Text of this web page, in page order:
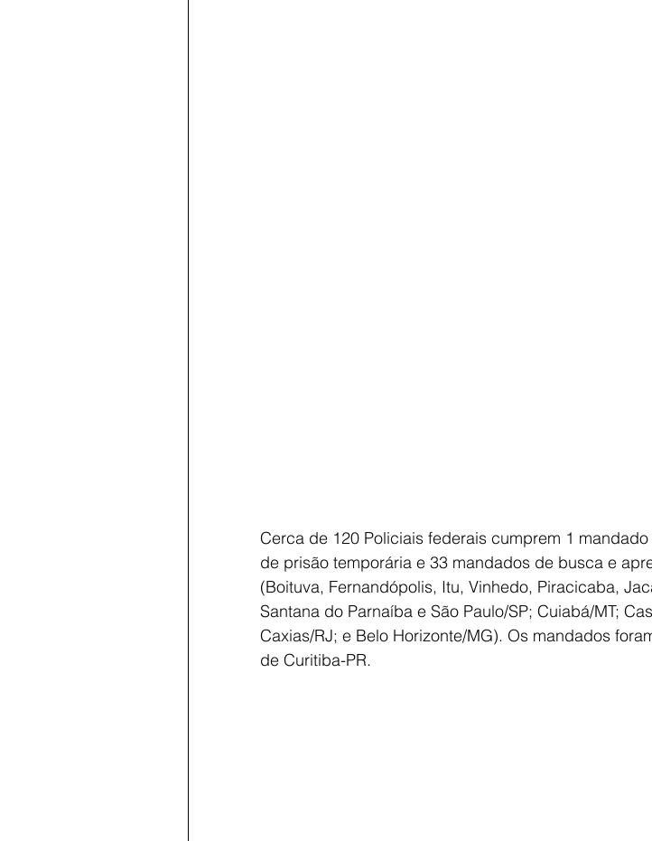
Cerca de 120 Policiais federais cumprem 1
de prisão temporária e 33 mandados de busca e
(Boituva, Fernandópolis, Itu, Vinhedo, Piracicaba,
Santana do Parnaíba e São Paulo/SP; Cuiabá/MT;
Caxias/RJ; e Belo Horizonte/MG). Os mandados
de Curitiba-PR.